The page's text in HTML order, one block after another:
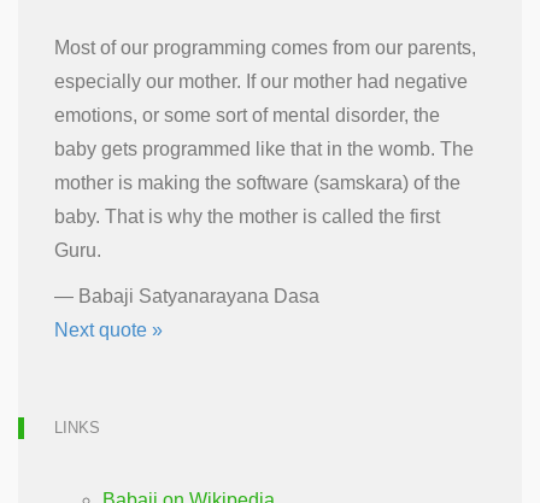
Most of our programming comes from our parents,
especially our mother. If our mother had negative
emotions, or some sort of mental disorder, the
baby gets programmed like that in the womb. The
mother is making the software (samskara) of the
baby. That is why the mother is called the first
Guru.
— Babaji Satyanarayana Dasa
Next quote »
LINKS